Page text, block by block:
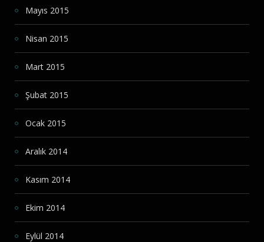
Mayıs 2015
Nisan 2015
Mart 2015
Şubat 2015
Ocak 2015
Aralık 2014
Kasım 2014
Ekim 2014
Eylül 2014